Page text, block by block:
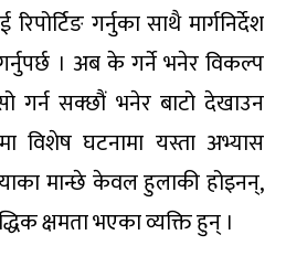
गर्नुका साथै मार्गनिर्देश
गर्नुपर्छ । अब के गर्ने भनेर विकल्प
गर्न सक्छौं भनेर बाटो देखाउन
विशेष घटनामा यस्ता अभ्यास
मान्छे केवल हुलाकी होइनन्,
क्षमता भएका व्यक्ति हुन् ।